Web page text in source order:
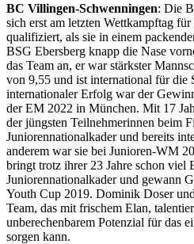
BC Villingen-Schwenningen: Die
sich erst am letzten Wettkampftag
qualifiziert, als sie in einem
BSG Ebersberg knapp die Nase
das Team an, er war stärkster
von 9,55 und ist international für die
internationaler Erfolg war der
der EM 2022 in München. Mit 17
der jüngsten Teilnehmerinnen beim
Juniorennationalkader und bereits
anderem war sie bei Junioren-WM
bringt trotz ihrer 23 Jahre schon viel
Juniorennationalkader und gewann
Youth Cup 2019. Dominik Doser
Team, das mit frischem Elan,
unberechenbarem Potenzial für das
sorgen kann.